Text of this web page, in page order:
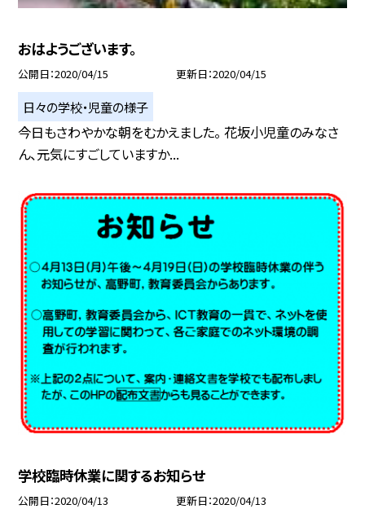
おはようございます。
公開日 2020/04/15 更新日 2020/04/15
日々の学校・児童の様子
今日もさわやかな朝をむかえました。 花坂小児童のみなさ
ん、元気にすごしていますか...
学校臨時休業に関するお知らせ
公開日 2020/04/13 更新日 2020/04/13